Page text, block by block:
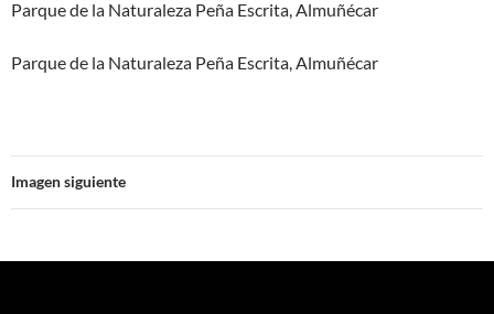
Parque de la Naturaleza Peña Escrita, Almuñécar
Parque de la Naturaleza Peña Escrita, Almuñécar
Imagen siguiente